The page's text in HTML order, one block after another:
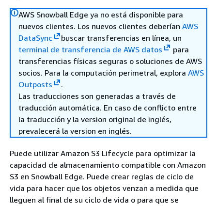
AWS Snowball Edge ya no está disponible para
nuevos clientes. Los nuevos clientes deberían AWS
DataSync
buscar transferencias en línea, un
terminal de transferencia de AWS datos
para
transferencias físicas seguras o soluciones de AWS
socios. Para la computación perimetral, explora AWS
Outposts
.
Las traducciones son generadas a través de
traducción automática. En caso de conflicto entre
la traducción y la version original de inglés,
prevalecerá la version en inglés.
Puede utilizar Amazon S3 Lifecycle para optimizar la
capacidad de almacenamiento compatible con Amazon
S3 en Snowball Edge. Puede crear reglas de ciclo de
vida para hacer que los objetos venzan a medida que
lleguen al final de su ciclo de vida o para que se